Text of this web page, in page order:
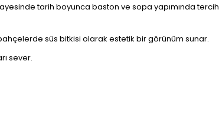
tarih boyunca baston ve sopa yapımında tercih
süs bitkisi olarak estetik bir görünüm sunar.
sever.